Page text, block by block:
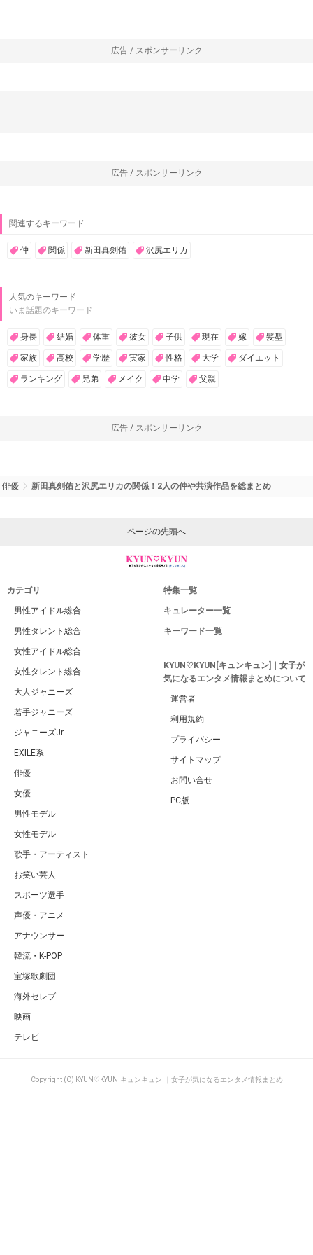
広告 / スポンサーリンク
広告 / スポンサーリンク
関連するキーワード
仲 関係 新田真剣佑 沢尻エリカ
人気のキーワード
いま話題のキーワード
身長 結婚 体重 彼女 子供 現在 嫁 髪型
家族 高校 学歴 実家 性格 大学 ダイエット
ランキング 兄弟 メイク 中学 父親
広告 / スポンサーリンク
俳優 新田真剣佑と沢尻エリカの関係！2人の仲や共演作品を総まとめ
ページの先頭へ
カテゴリ
男性アイドル総合
男性タレント総合
女性アイドル総合
女性タレント総合
大人ジャニーズ
若手ジャニーズ
ジャニーズJr.
EXILE系
俳優
女優
男性モデル
女性モデル
歌手・アーティスト
お笑い芸人
スポーツ選手
声優・アニメ
アナウンサー
韓流・K-POP
宝塚歌劇団
海外セレブ
映画
テレビ
特集一覧
キュレーター一覧
キーワード一覧
KYUN♡KYUN[キュンキュン]｜女子が
気になるエンタメ情報まとめについて
運営者
利用規約
プライバシー
サイトマップ
お問い合せ
PC版
Copyright (C) KYUN♡KYUN[キュンキュン]｜女子が気になるエンタメ情報まとめ